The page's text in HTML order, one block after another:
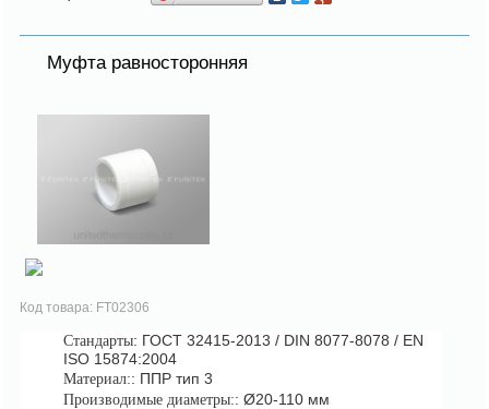
Муфта равносторонняя
Код товара: FT02306
Стандарты: ГОСТ 32415-2013 / DIN 8077-8078 / EN
ISO 15874:2004
Материал:: ППР тип 3
Производимые диаметры:: Ø20-110 мм